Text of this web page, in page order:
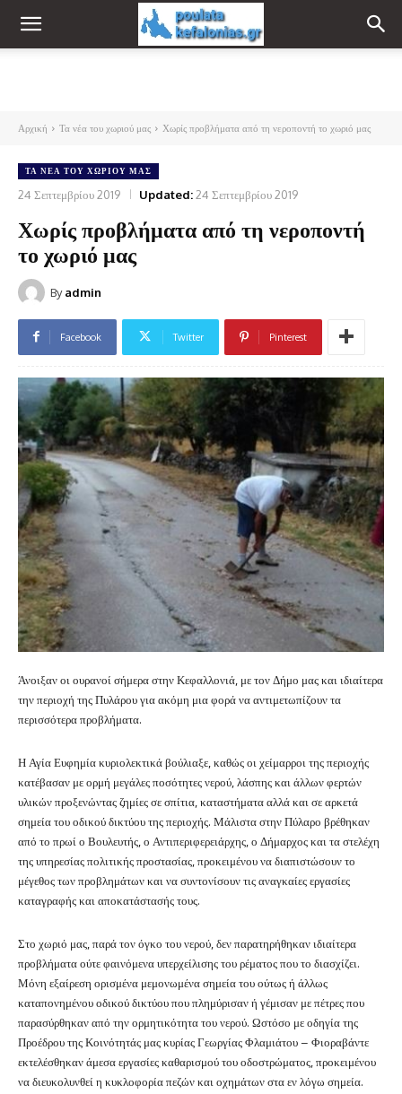
Αρχική Τα νέα του χωριού μας Χωρίς προβλήματα από τη νεροποντή το χωριό μας
ΤΑ ΝΈΑ ΤΟΥ ΧΩΡΙΟΎ ΜΑΣ
24 Σεπτεμβρίου 2019 Updated:24 Σεπτεμβρίου 2019
Χωρίς προβλήματα από τη νεροποντή
το χωριό μας
By admin
Facebook Twitter Pinterest
Άνοιξαν οι ουρανοί σήμερα στην Κεφαλλονιά, με τον Δήμο μας και ιδιαίτερα
την περιοχή της Πυλάρου για ακόμη μια φορά να αντιμετωπίζουν τα
περισσότερα προβλήματα.
Η Αγία Ευφημία κυριολεκτικά βούλιαξε, καθώς οι χείμαρροι της περιοχής
κατέβασαν με ορμή μεγάλες ποσότητες νερού, λάσπης και άλλων φερτών
υλικών προξενώντας ζημίες σε σπίτια, καταστήματα αλλά και σε αρκετά
σημεία του οδικού δικτύου της περιοχής. Μάλιστα στην Πύλαρο βρέθηκαν
από το πρωί ο Βουλευτής, ο Αντιπεριφερειάρχης, ο Δήμαρχος και τα στελέχη
της υπηρεσίας πολιτικής προστασίας, προκειμένου να διαπιστώσουν το
μέγεθος των προβλημάτων και να συντονίσουν τις αναγκαίες εργασίες
καταγραφής και αποκατάστασής τους.
Στο χωριό μας, παρά τον όγκο του νερού, δεν παρατηρήθηκαν ιδιαίτερα
προβλήματα ούτε φαινόμενα υπερχείλισης του ρέματος που το διασχίζει.
Μόνη εξαίρεση ορισμένα μεμονωμένα σημεία του ούτως ή άλλως
καταπονημένου οδικού δικτύου που πλημύρισαν ή γέμισαν με πέτρες που
παρασύρθηκαν από την ορμητικότητα του νερού. Ωστόσο με οδηγία της
Προέδρου της Κοινότητάς μας κυρίας Γεωργίας Φλαμιάτου – Φιοραβάντε
εκτελέσθηκαν άμεσα εργασίες καθαρισμού του οδοστρώματος, προκειμένου
να διευκολυνθεί η κυκλοφορία πεζών και οχημάτων στα εν λόγω σημεία.